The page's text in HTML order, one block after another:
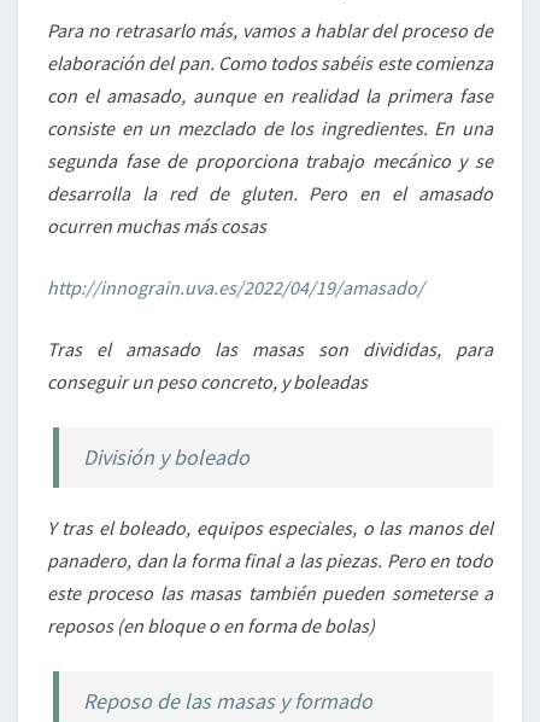
Para no retrasarlo más, vamos a hablar del proceso de
elaboración del pan. Como todos sabéis este comienza
con el amasado, aunque en realidad la primera fase
consiste en un mezclado de los ingredientes. En una
segunda fase de proporciona trabajo mecánico y se
desarrolla la red de gluten. Pero en el amasado
ocurren muchas más cosas
http://innograin.uva.es/2022/04/19/amasado/
Tras el amasado las masas son divididas, para
conseguir un peso concreto, y boleadas
División y boleado
Y tras el boleado, equipos especiales, o las manos del
panadero, dan la forma final a las piezas. Pero en todo
este proceso las masas también pueden someterse a
reposos (en bloque o en forma de bolas)
Reposo de las masas y formado